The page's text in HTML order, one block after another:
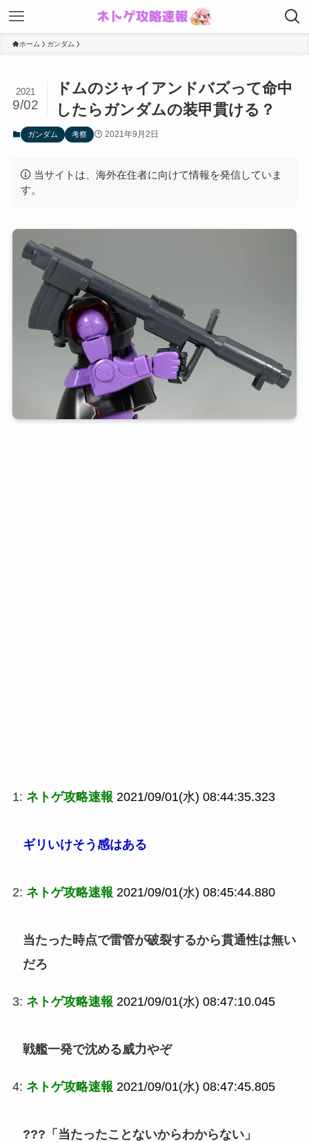
ホーム ガンダム
ドムのジャイアンドバズって命中
したらガンダムの装甲貫ける？
2021
9/02
ガンダム 考察 2021年9月2日
当サイトは、海外在住者に向けて情報を発信していま
す。
1: ネトゲ攻略速報 2021/09/01(水) 08:44:35.323
ギリいけそう感はある
2: ネトゲ攻略速報 2021/09/01(水) 08:45:44.880
当たった時点で雷管が破裂するから貫通性は無い
だろ
3: ネトゲ攻略速報 2021/09/01(水) 08:47:10.045
戦艦一発で沈める威力やぞ
4: ネトゲ攻略速報 2021/09/01(水) 08:47:45.805
???「当たったことないからわからない」